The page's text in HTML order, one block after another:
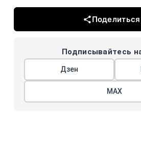
Поделиться
Подписывайтесь
Дзен
МАХ